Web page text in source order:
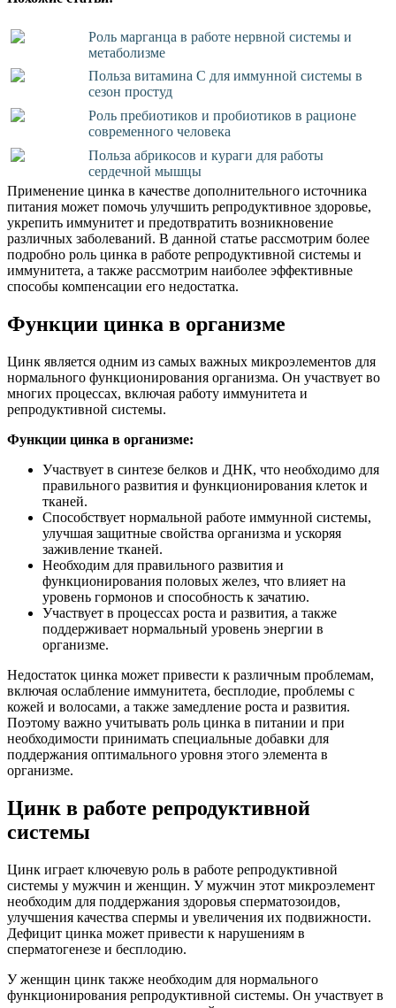
Роль марганца в работе нервной системы и
метаболизме
Польза витамина С для иммунной системы в
сезон простуд
Роль пребиотиков и пробиотиков в рационе
современного человека
Польза абрикосов и кураги для работы
сердечной мышцы
Применение цинка в качестве дополнительного источника
питания может помочь улучшить репродуктивное здоровье,
укрепить иммунитет и предотвратить возникновение
различных заболеваний. В данной статье рассмотрим более
подробно роль цинка в работе репродуктивной системы и
иммунитета, а также рассмотрим наиболее эффективные
способы компенсации его недостатка.
Функции цинка в организме
Цинк является одним из самых важных микроэлементов для
нормального функционирования организма. Он участвует во
многих процессах, включая работу иммунитета и
репродуктивной системы.
Функции цинка в организме:
Участвует в синтезе белков и ДНК, что необходимо для
правильного развития и функционирования клеток и
тканей.
Способствует нормальной работе иммунной системы,
улучшая защитные свойства организма и ускоряя
заживление тканей.
Необходим для правильного развития и
функционирования половых желез, что влияет на
уровень гормонов и способность к зачатию.
Участвует в процессах роста и развития, а также
поддерживает нормальный уровень энергии в
организме.
Недостаток цинка может привести к различным проблемам,
включая ослабление иммунитета, бесплодие, проблемы с
кожей и волосами, а также замедление роста и развития.
Поэтому важно учитывать роль цинка в питании и при
необходимости принимать специальные добавки для
поддержания оптимального уровня этого элемента в
организме.
Цинк в работе репродуктивной
системы
Цинк играет ключевую роль в работе репродуктивной
системы у мужчин и женщин. У мужчин этот микроэлемент
необходим для поддержания здоровья сперматозоидов,
улучшения качества спермы и увеличения их подвижности.
Дефицит цинка может привести к нарушениям в
сперматогенезе и бесплодию.
У женщин цинк также необходим для нормального
функционирования репродуктивной системы. Он участвует в